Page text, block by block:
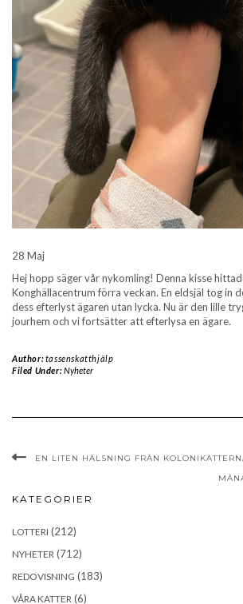
28 Maj
Hej hopp säger vår nykomling! Denna kisse
Konghällacentrum förra veckan. En eldsjäl tog in
dess efterlyst ägaren utan lycka. Nu är den lille
jourhem och vi fortsätter att efterlysa en ägare.
Author:tassenskatthjälp
Filed Under:Nyheter
EN LITEN HÄLSNING FRÅN
KATEGORIER
LOTTERI (212)
NYHETER (712)
REDOVISNING (183)
VÅRA KATTER (6)